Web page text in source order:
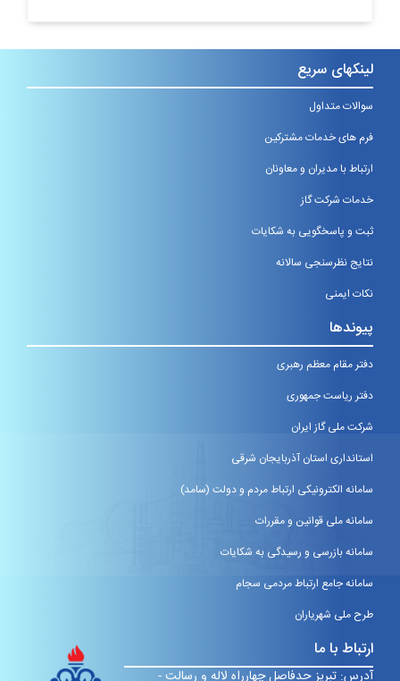
لینکهای سریع
سوالات متداول
فرم های خدمات مشترکین
ارتباط با مدیران و معاونان
خدمات شرکت گاز
ثبت و پاسخگویی به شکایات
نتایج نظرسنجی سالانه
نکات ایمنی
پیوندها
دفتر مقام معظم رهبری
دفتر ریاست جمهوری
شرکت ملی گاز ایران
استانداری استان آذربایجان شرقی
سامانه الکترونیکی ارتباط مردم و دولت (سامد)
سامانه ملی قوانین و مقررات
سامانه بازرسی و رسیدگی به شکایات
سامانه جامع ارتباط مردمی سجام
طرح ملی شهریاران
ارتباط با ما